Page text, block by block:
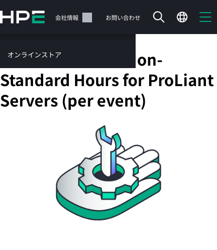
イ
テ
ン
に
サポート 会社情報 お問い合わせ
オンラインストア
お問い合わせ
カートは空です
HPEストアで商品を検索、構成、注文できます。
今すぐ購入
HPE Installation Non-
Standard Hours for ProLiant
Servers (per event)